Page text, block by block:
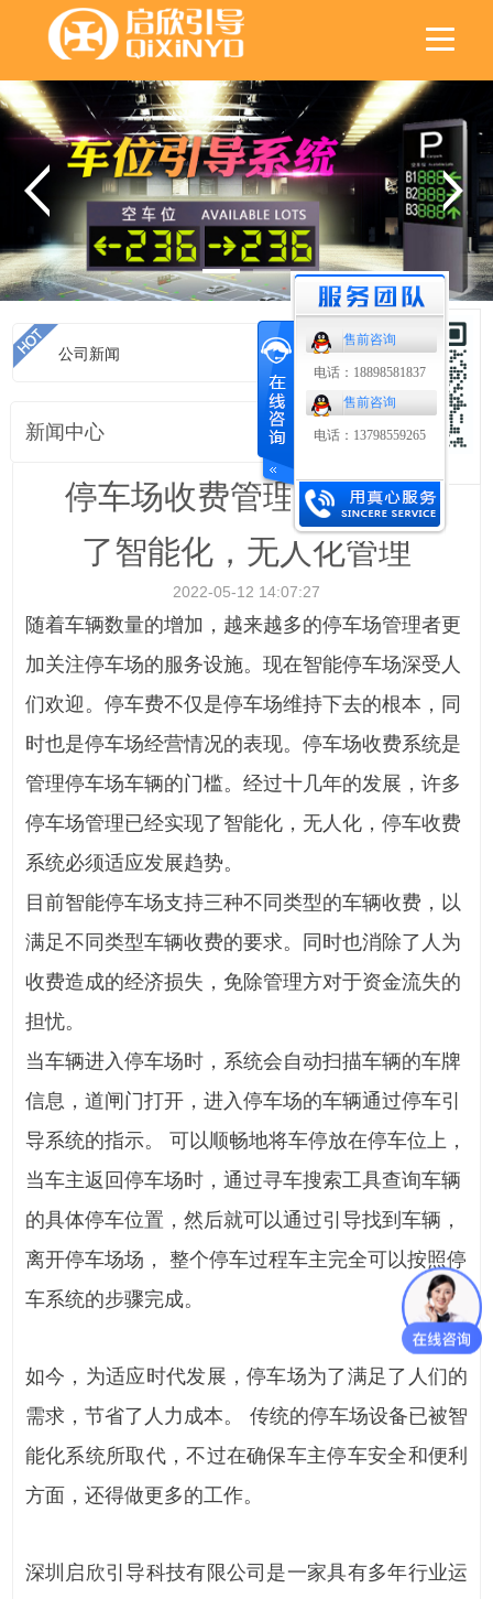
售前咨询
电话：18898581837
售前咨询
电话：13798559265
公司新闻 首页 >公司新闻
新闻中心
停车场收费管理系统实现
了智能化，无人化管理
2022-05-12 14:07:27
随着车辆数量的增加，越来越多的停车场管理者更
加关注停车场的服务设施。现在智能停车场深受人
们欢迎。停车费不仅是停车场维持下去的根本，同
时也是停车场经营情况的表现。停车场收费系统是
管理停车场车辆的门槛。经过十几年的发展，许多
停车场管理已经实现了智能化，无人化，停车收费
系统必须适应发展趋势。
目前智能停车场支持三种不同类型的车辆收费，以
满足不同类型车辆收费的要求。同时也消除了人为
收费造成的经济损失，免除管理方对于资金流失的
担忧。
当车辆进入停车场时，系统会自动扫描车辆的车牌
信息，道闸门打开，进入停车场的车辆通过停车引
导系统的指示。 可以顺畅地将车停放在停车位上，
当车主返回停车场时，通过寻车搜索工具查询车辆
的具体停车位置，然后就可以通过引导找到车辆，
离开停车场场， 整个停车过程车主完全可以按照停
车系统的步骤完成。
如今，为适应时代发展，停车场为了满足了人们的
需求，节省了人力成本。 传统的停车场设备已被智
能化系统所取代，不过在确保车主停车安全和便利
方面，还得做更多的工作。
深圳启欣引导科技有限公司是一家具有多年行业运